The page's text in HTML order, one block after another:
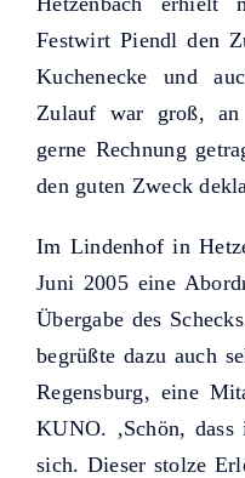
Festwirt Piendl den
Kuchenecke und
Zulauf war groß, an
gerne Rechnung
den guten Zweck
Im Lindenhof in
Juni 2005 eine
Übergabe des
begrüßte dazu auch
Regensburg, eine
KUNO. ‚Schön,
sich. Dieser stolze